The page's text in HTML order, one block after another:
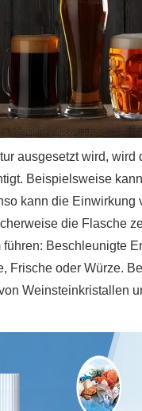
ausgesetzt wird,
Beispielsweise
kann die Einwirkung
die Flasche
Beschleunigte
Frische oder Würze.
Weinsteinkristallen